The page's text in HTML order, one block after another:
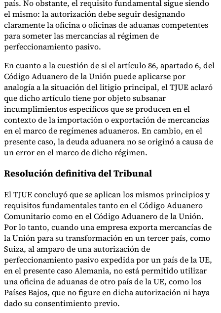
país. No obstante, el requisito fundamental sigue siendo
el mismo: la autorización debe seguir designando
claramente la oficina o oficinas de aduanas competentes
para someter las mercancías al régimen de
perfeccionamiento pasivo.
En cuanto a la cuestión de si el artículo 86, apartado 6, del
Código Aduanero de la Unión puede aplicarse por
analogía a la situación del litigio principal, el TJUE aclaró
que dicho artículo tiene por objeto subsanar
incumplimientos específicos que se producen en el
contexto de la importación o exportación de mercancías
en el marco de regímenes aduaneros. En cambio, en el
presente caso, la deuda aduanera no se originó a causa de
un error en el marco de dicho régimen.
Resolución definitiva del Tribunal
El TJUE concluyó que se aplican los mismos principios y
requisitos fundamentales tanto en el Código Aduanero
Comunitario como en el Código Aduanero de la Unión.
Por lo tanto, cuando una empresa exporta mercancías de
la Unión para su transformación en un tercer país, como
Suiza, al amparo de una autorización de
perfeccionamiento pasivo expedida por un país de la UE,
en el presente caso Alemania, no está permitido utilizar
una oficina de aduanas de otro país de la UE, como los
Países Bajos, que no figure en dicha autorización ni haya
dado su consentimiento previo.